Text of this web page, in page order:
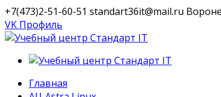
+7(473)2-51-60-51 standart36it@mail.ru
VK Профиль
Главная